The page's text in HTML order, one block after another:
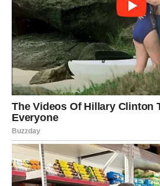
Potencijalni rizici
donjeg rublja
PremaSari Roberts, stručnjakinji
dugotrajno nošenje istog donjeg
osipe i iritacije,
razvoj gljivičnih infekcija,
pogoršanje kožnih bolesti